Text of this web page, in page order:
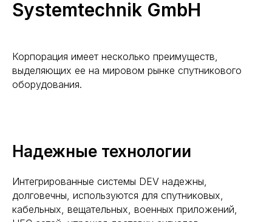
Systemtechnik GmbH
Корпорация имеет несколько преимуществ,
выделяющих ее на мировом рынке спутникового
оборудования.
Надежные технологии
Интегрированные системы DEV надежны,
долговечны, используются для спутниковых,
кабельных, вещательных, военных приложений,